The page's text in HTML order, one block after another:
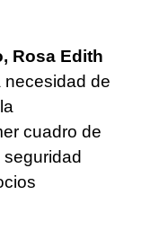
Rosa Edith
necesidad de
cuadro de